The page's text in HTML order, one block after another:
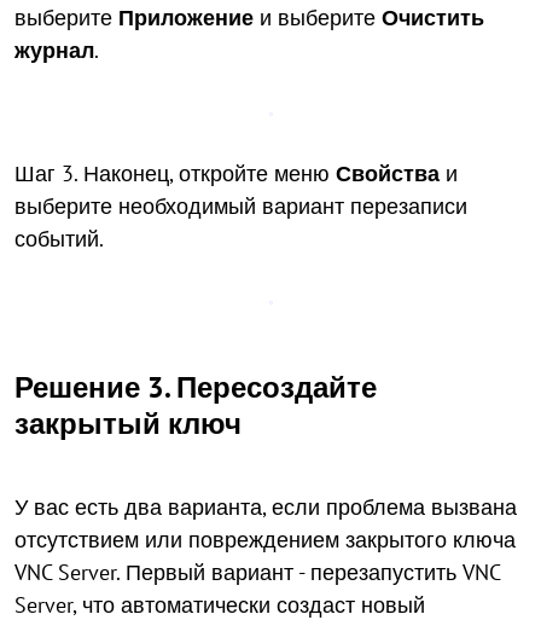
выберите Приложение и выберите Очистить
журнал.
Шаг 3. Наконец, откройте меню Свойства и
выберите необходимый вариант перезаписи
событий.
Решение 3. Пересоздайте
закрытый ключ
У вас есть два варианта, если проблема вызвана
отсутствием или повреждением закрытого ключа
VNC Server. Первый вариант - перезапустить VNC
Server, что автоматически создаст новый